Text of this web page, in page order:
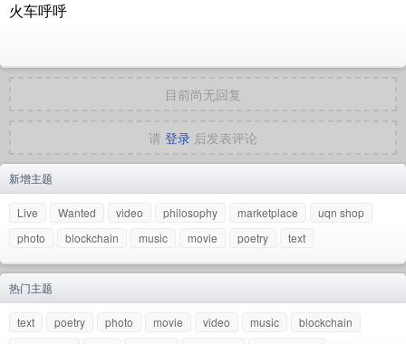
火车呼呼
目前尚无回复
请 登录 后发表评论
新增主题
Live Wanted video philosophy marketplace
uqn shop
photo
blockchain music movie poetry text
热门主题
text poetry photo movie video music
blockchain